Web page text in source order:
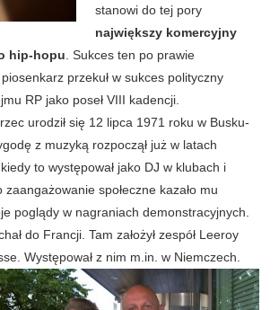
stanowi do tej pory
największy komercyjny
hip-hopu . Sukces ten po prawie
przekuł w sukces polityczny
RP jako poseł VIII kadencji.
urodził się 12 lipca 1971 roku w Busku-
z muzyką rozpoczął już w latach
to występował jako DJ w klubach i
społeczne kazało mu
poglądy w nagraniach demonstracyjnych.
do Francji. Tam założył zespół Leeroy
Występował z nim m.in. w Niemczech.